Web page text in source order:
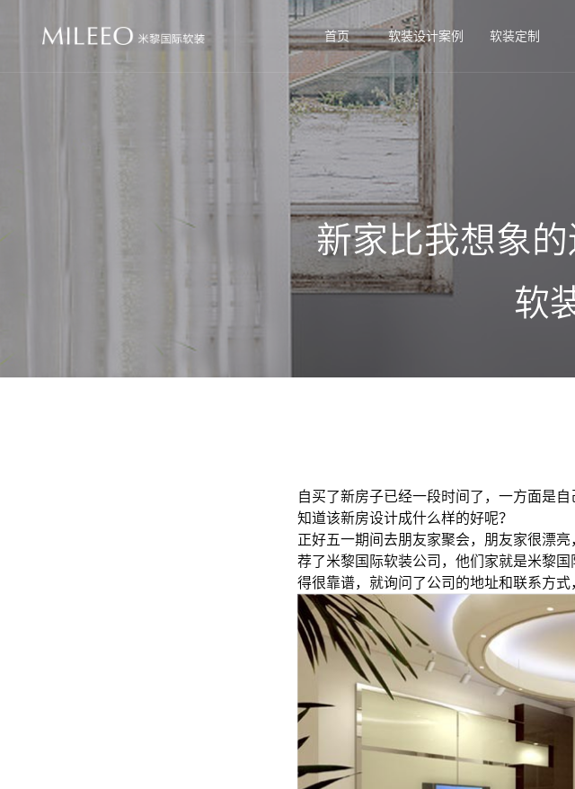
首页 软装设计案例 软装定制
新家比我想象
软
自买了新房子已经一段时间了，一方面是
知道该新房设计成什么样的好呢？
正好五一期间去朋友家聚会，朋友家很漂
荐了米黎国际软装公司，他们家就是米黎
得很靠谱，就询问了公司的地址和联系方式